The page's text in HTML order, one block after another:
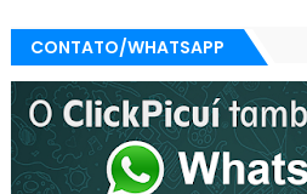
CONTATO/WHATSAPP